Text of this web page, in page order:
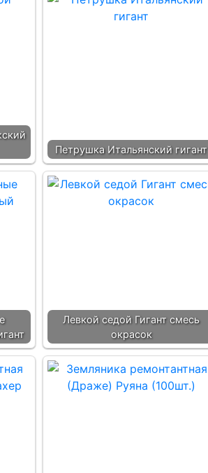
Петрушка Итальянский гигант
Левкой седой Гигант смесь
окрасок